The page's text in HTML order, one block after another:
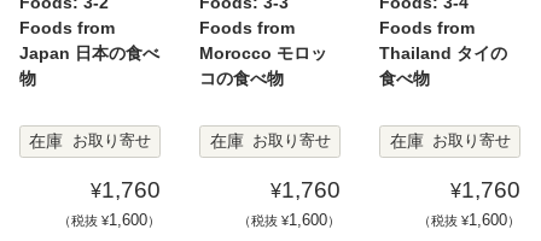
Foods from
Japan 日本の食べ
物
在庫 お取り寄せ
¥1,760
（税抜 ¥1,600）
Foods from
Morocco モロッ
コの食べ物
在庫 お取り寄せ
¥1,760
（税抜 ¥1,600）
Foods from
Thailand タイの
食べ物
在庫 お取り寄せ
¥1,760
（税抜 ¥1,600）